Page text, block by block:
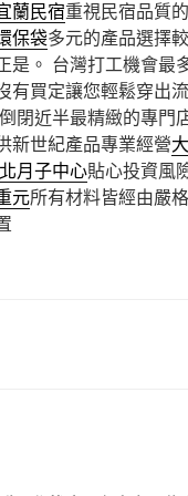
蘭民宿重視民宿品質
保袋多元的產品選擇
是。 台灣打工機會最
有買定讓您輕鬆穿出
閉近半最精緻的專門
新世紀產品專業經營
月子中心貼心投資風
元所有材料皆經由嚴